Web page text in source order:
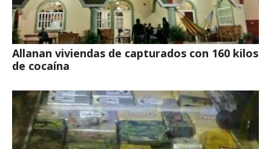
Allanan viviendas de capturados con 160 kilos
de cocaína